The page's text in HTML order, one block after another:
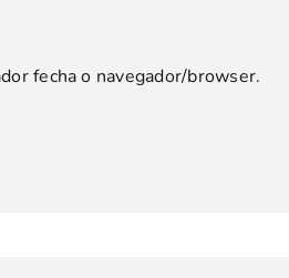
fecha o navegador/browser.